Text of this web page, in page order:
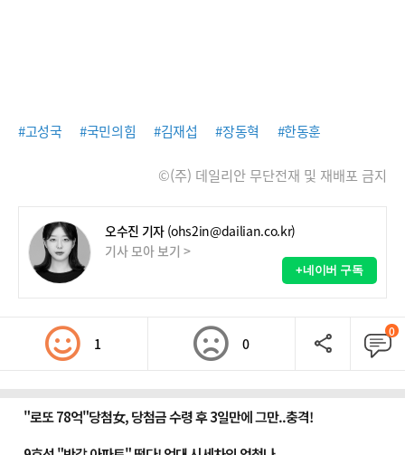
#고성국 #국민의힘 #김재섭 #장동혁 #한동훈
©(주) 데일리안 무단전재 및 재배포 금지
오수진 기자 (ohs2in@dailian.co.kr)
기사 모아 보기 >
+네이버 구독
1 0
0